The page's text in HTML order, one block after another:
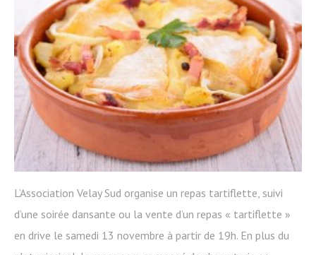
L’Association Velay Sud organise un repas tartiflette, suivi
d’une soirée dansante ou la vente d’un repas « tartiflette »
en drive le samedi 13 novembre à partir de 19h. En plus du